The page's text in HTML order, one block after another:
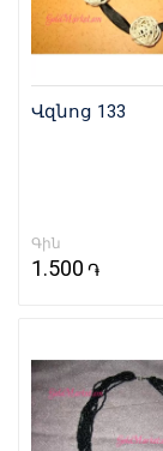
Վզնոց 133
Գին
1.500 ֏